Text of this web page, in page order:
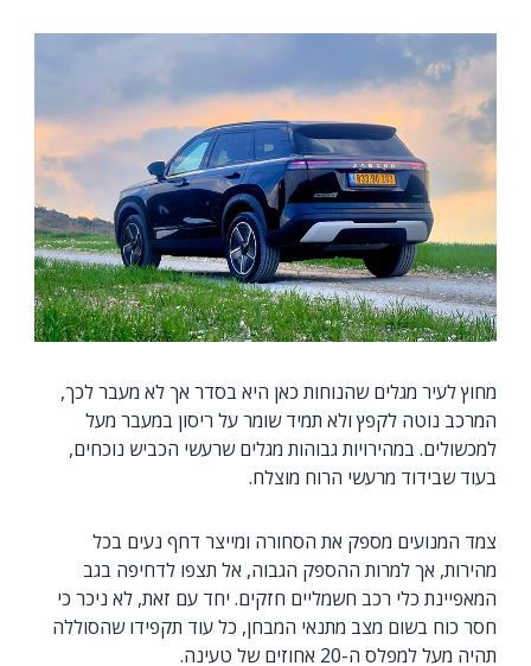
מחוץ לעיר מגלים שהנוחות כאן היא בסדר אך לא מעבר לכך,
המרכב נוטה לקפץ ולא תמיד שומר על ריסון במעבר מעל
למכשולים. במהירויות גבוהות מגלים שרעשי הכביש נוכחים,
בעוד שבידוד מרעשי הרוח מוצלח.
צמד המנועים מספק את הסחורה ומייצר דחף נעים בכל
מהירות, אך למרות ההספק הגבוה, אל תצפו לדחיפה בגב
המאפיינת כלי רכב חשמליים חזקים. יחד עם זאת, לא ניכר כי
חסר כוח בשום מצב מתנאי המבחן, כל עוד תקפידו שהסוללה
תהיה מעל למפלס ה-20 אחוזים של טעינה.